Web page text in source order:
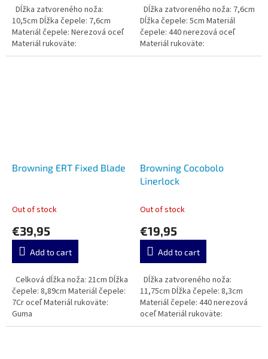
Dĺžka zatvoreného noža:
10,5cm Dĺžka čepele: 7,6cm
Materiál čepele: Nerezová oceľ
Materiál rukoväte:
Dĺžka zatvoreného noža: 7,6cm
Dĺžka čepele: 5cm Materiál
čepele: 440 nerezová oceľ
Materiál rukoväte:
Browning ERT Fixed Blade
Out of stock
€39,95
Add to cart
Celková dĺžka noža: 21cm Dĺžka
čepele: 8,89cm Materiál čepele:
7Cr oceľ Materiál rukoväte:
Guma
Browning Cocobolo
Linerlock
Out of stock
€19,95
Add to cart
Dĺžka zatvoreného noža:
11,75cm Dĺžka čepele: 8,3cm
Materiál čepele: 440 nerezová
oceľ Materiál rukoväte: